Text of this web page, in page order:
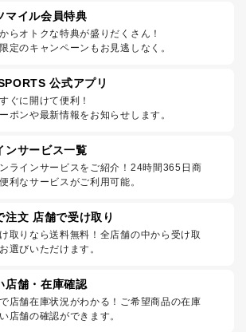
マイル会員特典
らオトクな特典が盛りだくさん！
定のキャンペーンもお見逃しなく。
公式アプリ
ぐに開けて便利！
ポンや最新情報をお知らせします。
ンサービス一覧
ラインサービスをご紹介！24時間365日商
利なサービスがご利用可能。
注文 店舗で受け取り
取りなら送料無料！全店舗の中から受け取
選びいただけます。
店舗・在庫確認
店舗在庫状況がわかる！ご希望商品の在庫
店舗の確認ができます。